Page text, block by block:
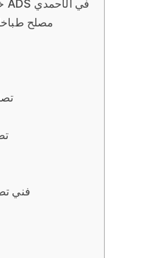
خدمات شركة طباخات ADS في الأحمدي
مصلح
فني